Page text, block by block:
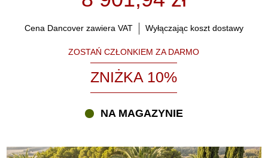
komfort, prywatność i ochronę przed owadami. Możesz również
zamówić różne ściany boczne do pawilonów i pergoli, aby stworzyć
idealną przestrzeń zewnętrzną – jeszcze lepiej chronioną i bardziej
Czy można używać pawilonu z dachem metalowym zimą?
na zewnątrz przez cały rok. Pochyły dach metalowy umożliwia
uszkodzenia konstrukcji. Chcesz korzystać z pawilonu także w
Cena Dancover zawiera VAT Wyłączając koszt dostawy
ZOSTAŃ CZŁONKIEM ZA DARMO
ZNIŻKA 10%
NA MAGAZYNIE